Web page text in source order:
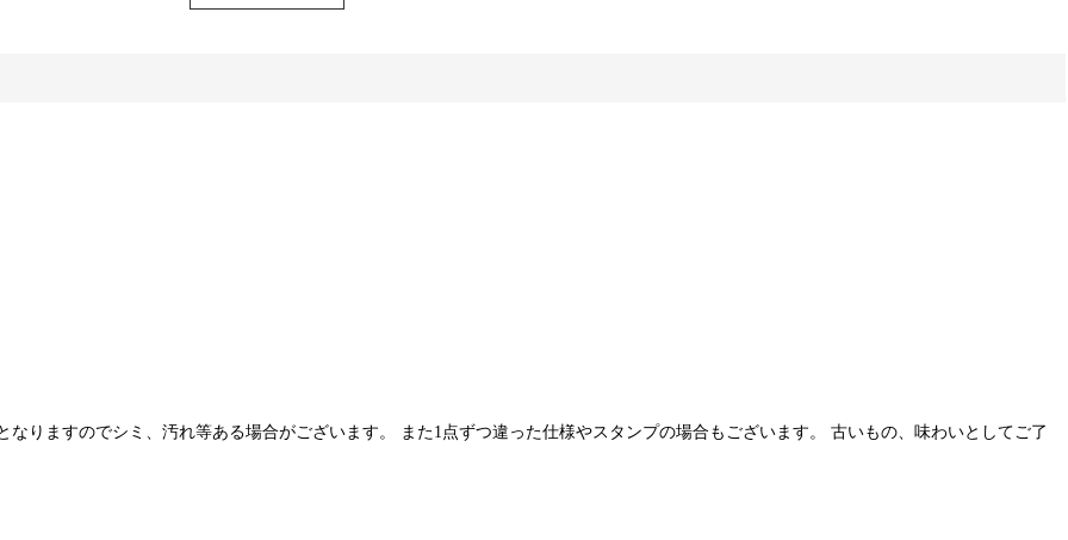
りますのでシミ、汚れ等ある場合がございます。 また1点ずつ違った仕様やスタンプの場合もございます。 古いもの、味わいとしてご了